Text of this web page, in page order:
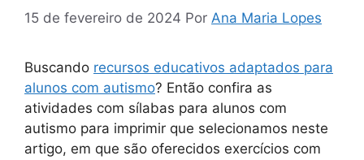
15 de fevereiro de 2024 Por Ana Maria Lopes
Buscando recursos educativos adaptados para
alunos com autismo? Então confira as
atividades com sílabas para alunos com
autismo para imprimir que selecionamos neste
artigo, em que são oferecidos exercícios com